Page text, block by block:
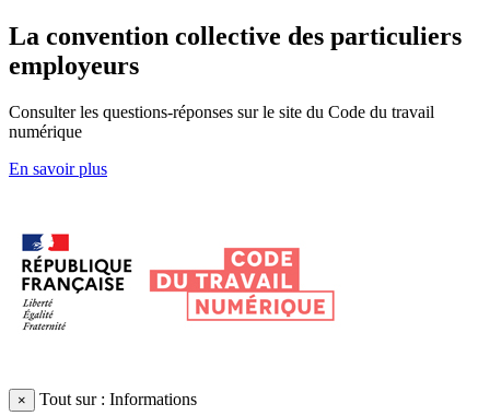
La convention collective des particuliers
employeurs
Consulter les questions-réponses sur le site du Code du travail
numérique
En savoir plus
× Tout sur : Informations